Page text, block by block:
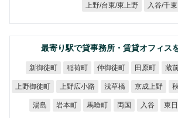
上野/台東/東上野 入谷/千束
最寄り駅で貸事務所・賃貸オフィス
新御徒町 稲荷町 仲御徒町 田原町 蔵
上野御徒町 上野広小路 浅草橋 京成上野
湯島 岩本町 馬喰町 両国 入谷 東